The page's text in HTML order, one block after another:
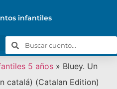
infantiles
5 años » Bluey. Un
catalá) (Catalan Edition)